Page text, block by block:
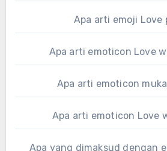
Apa arti emoji Love
Apa arti emoticon Love
Apa arti emoticon
Apa arti emoticon Love
Apa yang dimaksud dengan